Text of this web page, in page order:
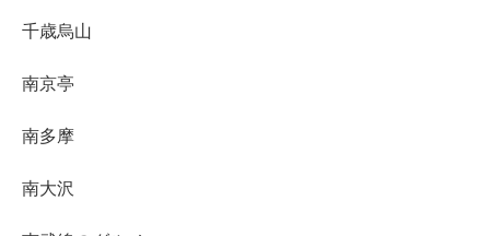
千歳烏山
南京亭
南多摩
南大沢